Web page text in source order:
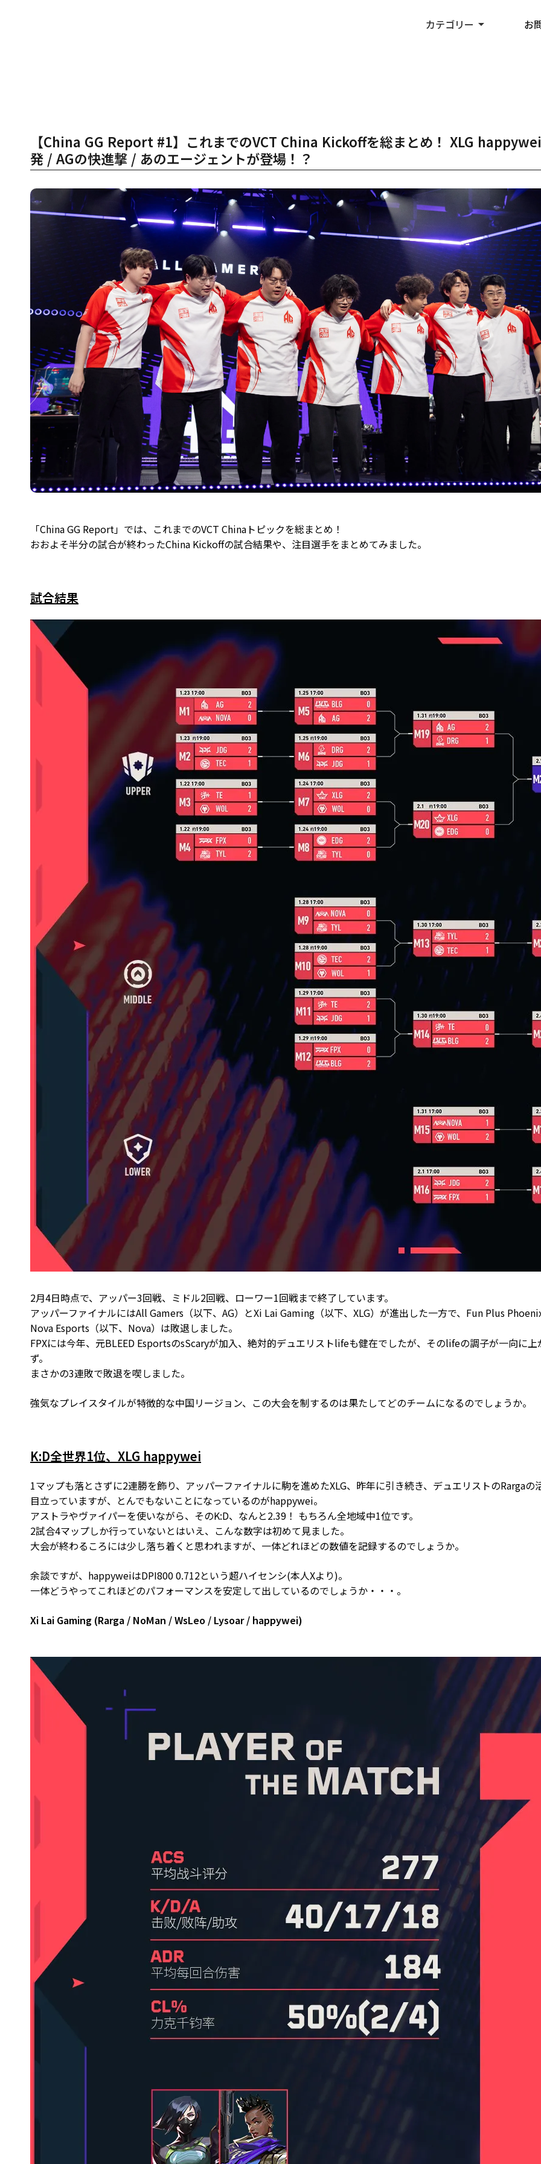
お
カテゴリー arrow_drop_up
【China GG Report #1】これまでのVCT China Kickoffを総まとめ！ XLG
発 / AGの快進撃 / あのエージェントが登場！？
「China GG Report」では、これまでのVCT Chinaトピックを総まとめ！
おおよそ半分の試合が終わったChina Kickoffの試合結果や、注目選手をまとめてみました。
試合結果
2月4日時点で、アッパー3回戦、ミドル2回戦、ローワー1回戦まで終了しています。
アッパーファイナルにはAll Gamers（以下、AG）とXi Lai Gaming（以下、XLG）が進出した一方で、Fun Plus
Nova Esports（以下、Nova）は敗退しました。
FPXには今年、元BLEED EsportsのsScaryが加入、絶対的デュエリストlifeも健在でしたが、そのlifeの調子が一向に上
ず。
まさかの3連敗で敗退を喫しました。
強気なプレイスタイルが特徴的な中国リージョン、この大会を制するのは果たしてどのチームになるのでしょうか。
K:D全世界1位、XLG happywei
1マップも落とさずに2連勝を飾り、アッパーファイナルに駒を進めたXLG、昨年に引き続き、デュエリストのRargaの
目立っていますが、とんでもないことになっているのがhappywei。
アストラやヴァイパーを使いながら、そのK:D、なんと2.39！ もちろん全地域中1位です。
2試合4マップしか行っていないとはいえ、こんな数字は初めて見ました。
大会が終わるころには少し落ち着くと思われますが、一体どれほどの数値を記録するのでしょうか。
余談ですが、happyweiはDPI800 0.712という超ハイセンシ(本人Xより)。
一体どうやってこれほどのパフォーマンスを安定して出しているのでしょうか・・・。
Xi Lai Gaming (Rarga / NoMan / WsLeo / Lysoar / happywei)